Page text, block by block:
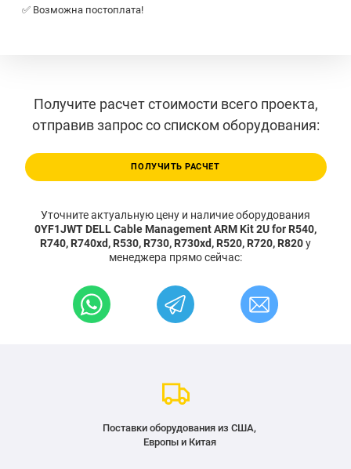
✅ Возможна постоплата!
Получите расчет стоимости всего проекта,
отправив запрос со списком оборудования:
ПОЛУЧИТЬ РАСЧЕТ
Уточните актуальную цену и наличие оборудования
0YF1JWT DELL Cable Management ARM Kit 2U for R540,
R740, R740xd, R530, R730, R730xd, R520, R720, R820у
менеджера прямо сейчас:
Поставки оборудования из США,
Европы и Китая